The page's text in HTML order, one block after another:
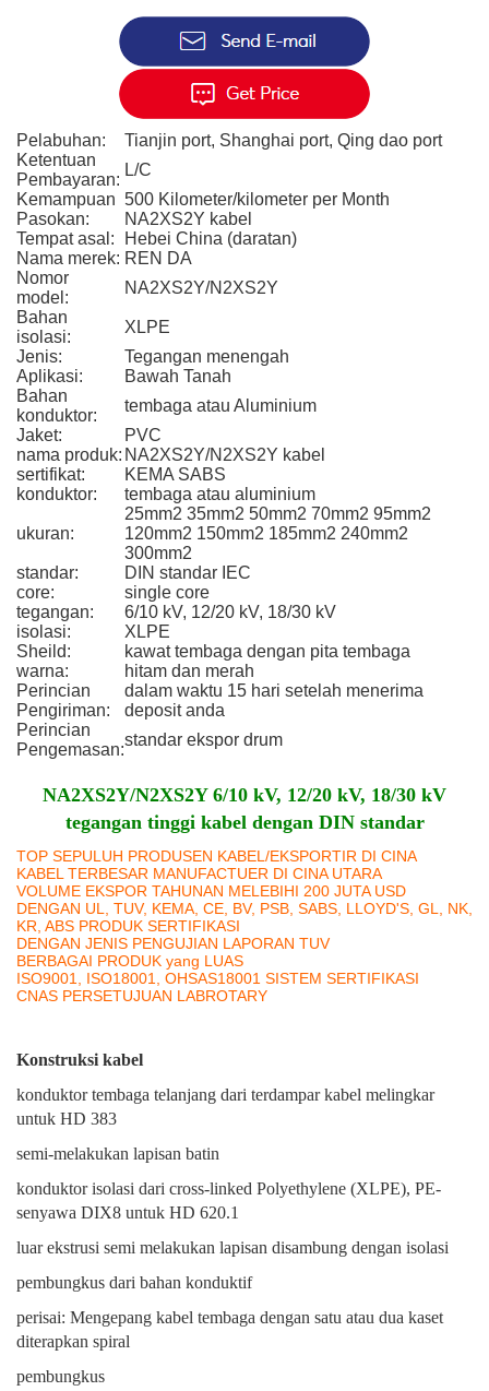
Pelabuhan:
Tianjin port, Shanghai port, Qing dao port
Ketentuan
Pembayaran:
L/C
Kemampuan
Pasokan:
500 Kilometer/kilometer per Month
NA2XS2Y kabel
Tempat asal:
Hebei China (daratan)
Nama merek: REN DA
Nomor
model:
NA2XS2Y/N2XS2Y
Bahan
isolasi:
XLPE
Jenis:
Tegangan menengah
Aplikasi:
Bawah Tanah
Bahan
konduktor:
tembaga atau Aluminium
Jaket:
PVC
nama produk: NA2XS2Y/N2XS2Y kabel
sertifikat:
KEMA SABS
konduktor:
tembaga atau aluminium
ukuran:
25mm2 35mm2 50mm2 70mm2 95mm2
120mm2 150mm2 185mm2 240mm2
300mm2
standar:
DIN standar IEC
core:
single core
tegangan:
6/10 kV, 12/20 kV, 18/30 kV
isolasi:
XLPE
Sheild:
kawat tembaga dengan pita tembaga
warna:
hitam dan merah
Perincian
Pengiriman:
dalam waktu 15 hari setelah menerima
deposit anda
Perincian
Pengemasan:
standar ekspor drum
NA2XS2Y/N2XS2Y 6/10 kV, 12/20 kV, 18/30 kV
tegangan tinggi kabel dengan DIN standar
TOP SEPULUH PRODUSEN KABEL/EKSPORTIR DI CINA
KABEL TERBESAR MANUFACTUER DI CINA UTARA
VOLUME EKSPOR TAHUNAN MELEBIHI 200 JUTA USD
DENGAN UL, TUV, KEMA, CE, BV, PSB, SABS, LLOYD'S, GL, NK,
KR, ABS PRODUK SERTIFIKASI
DENGAN JENIS PENGUJIAN LAPORAN TUV
BERBAGAI PRODUK yang LUAS
ISO9001, ISO18001, OHSAS18001 SISTEM SERTIFIKASI
CNAS PERSETUJUAN LABROTARY
Konstruksi kabel
konduktor tembaga telanjang dari terdampar kabel melingkar
untuk HD 383
semi-melakukan lapisan batin
konduktor isolasi dari cross-linked Polyethylene (XLPE), PE-
senyawa DIX8 untuk HD 620.1
luar ekstrusi semi melakukan lapisan disambung dengan isolasi
pembungkus dari bahan konduktif
perisai: Mengepang kabel tembaga dengan satu atau dua kaset
diterapkan spiral
pembungkus